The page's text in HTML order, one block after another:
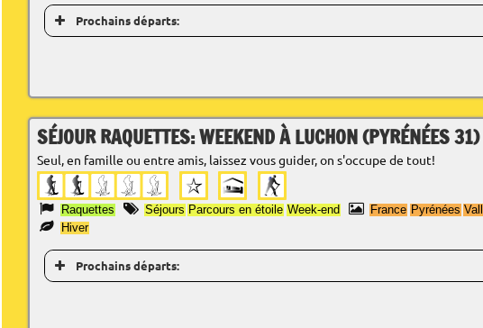
Prochains départs:
SÉJOUR RAQUETTES: WEEKEND À LUCHON (PYRÉNÉES 31)
Seul, en famille ou entre amis, laissez vous guider, on s'occupe de tout!
Raquettes Séjours Parcours en étoile Week-end France Pyrénées
Hiver
Prochains départs: